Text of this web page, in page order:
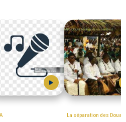
La séparation des